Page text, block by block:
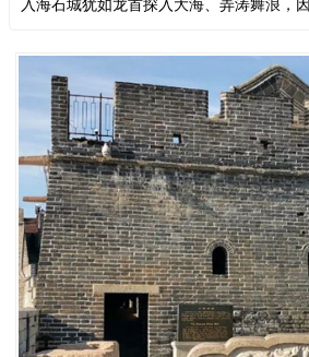
入海石城犹如龙首探入大海、弄涛舞浪，因